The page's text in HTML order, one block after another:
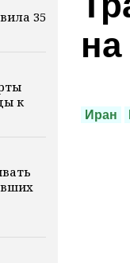
35
к
Иран